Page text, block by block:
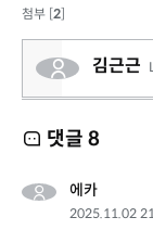
첨부 [2]
김근근
댓글 8
에카
2025.11.02